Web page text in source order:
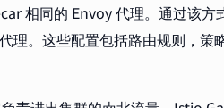
相同的 Envoy 代理。通过该方
理。这些配置包括路由规则，策